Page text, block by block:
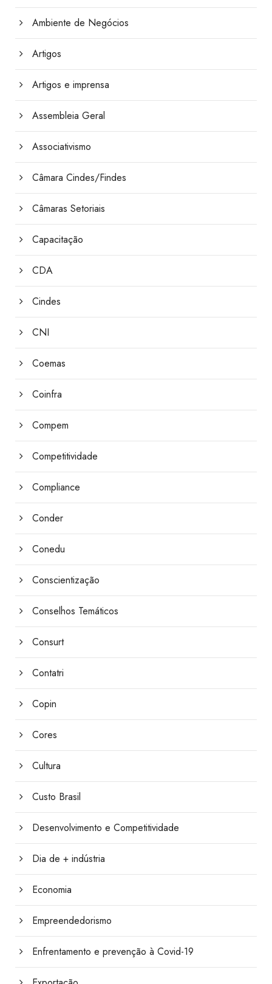
Ambiente de Negócios
Artigos
Artigos e imprensa
Assembleia Geral
Associativismo
Câmara Cindes/Findes
Câmaras Setoriais
Capacitação
CDA
Cindes
CNI
Coemas
Coinfra
Compem
Competitividade
Compliance
Conder
Conedu
Conscientização
Conselhos Temáticos
Consurt
Contatri
Copin
Cores
Cultura
Custo Brasil
Desenvolvimento e Competitividade
Dia de + indústria
Economia
Empreendedorismo
Enfrentamento e prevenção à Covid-19